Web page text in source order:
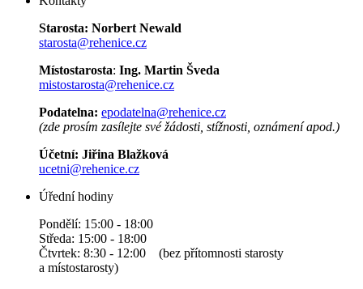
Starosta: Norbert Newald
starosta@rehenice.cz
Místostarosta: Ing. Martin Šveda
mistostarosta@rehenice.cz
Podatelna: epodatelna@rehenice.cz
(zde prosím zasílejte své žádosti, stížnosti, oznámení apod.)
Účetní: Jiřina Blažková
ucetni@rehenice.cz
Úřední hodiny
Pondělí: 15:00 - 18:00
Středa: 15:00 - 18:00
Čtvrtek: 8:30 - 12:00 (bez přítomnosti starosty
a místostarosty)